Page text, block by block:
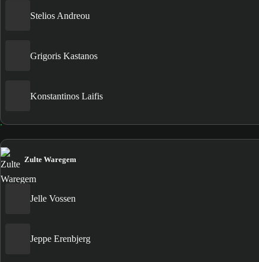
Stelios Andreou
Grigoris Kastanos
Konstantinos Laifis
Zulte Waregem
Jelle Vossen
Jeppe Erenbjerg